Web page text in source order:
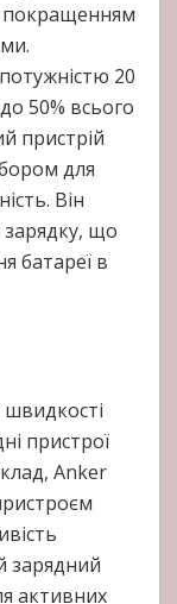
20
50% всього
пристрій
для
Він
зарядку, що
батареї в
пристрої
Anker
зарядний
активних